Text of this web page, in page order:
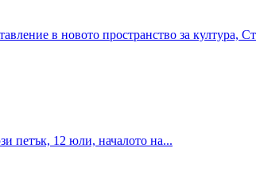
в новото пространство за култура,
петък, 12 юли, началото на...